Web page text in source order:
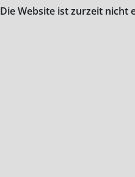
Die Website ist zurzeit nicht